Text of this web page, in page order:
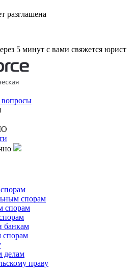
разглашена
5 минут с вами свяжется юрист
вопросы
спорам
спорам
банкам
спорам
делам
праву